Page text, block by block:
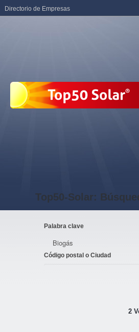
Top50-Solar:
Palabra clave
Código postal o Ciudad
2
Directorio de Empresas